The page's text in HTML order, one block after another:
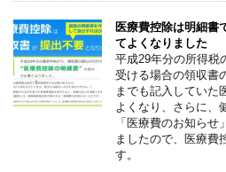
医療費控除は明細書
てよくなりました
平成29年分の所得税
受ける場合の領収書
までも記入していた
よくなり、さらに、
「医療費のお知らせ
ましたので、医療費
す。